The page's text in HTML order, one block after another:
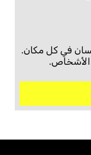
في كل مكان.
الأشخاص.